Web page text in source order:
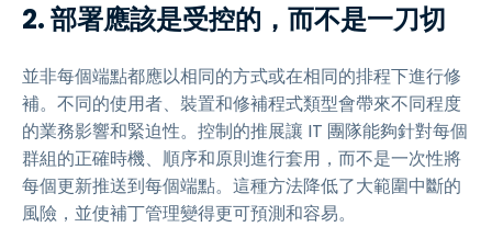
2. 部署應該是受控的，而不是一刀切
並非每個端點都應以相同的方式或在相同的排程下進行修
補。不同的使用者、裝置和修補程式類型會帶來不同程度
的業務影響和緊迫性。控制的推展讓 IT 團隊能夠針對每個
群組的正確時機、順序和原則進行套用，而不是一次性將
每個更新推送到每個端點。這種方法降低了大範圍中斷的
風險，並使補丁管理變得更可預測和容易。